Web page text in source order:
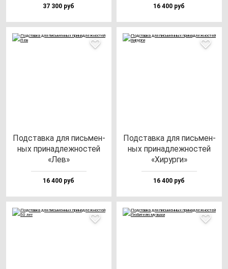
37 300 руб 16 400 руб
Под­став­ка для пись­мен­
ных при­над­леж­нос­тей
«Лев»
16 400 руб
Под­став­ка для пись­мен­
ных при­над­леж­нос­тей
«Хирур­ги»
16 400 руб